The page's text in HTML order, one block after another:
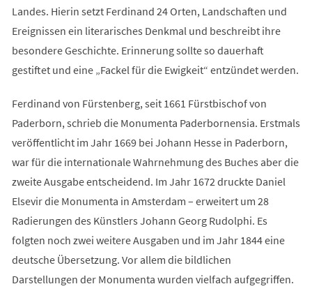
Landes. Hierin setzt Ferdinand 24 Orten, Landschaften und
Ereignissen ein literarisches Denkmal und beschreibt ihre
besondere Geschichte. Erinnerung sollte so dauerhaft
gestiftet und eine „Fackel für die Ewigkeit“ entzündet werden.
Ferdinand von Fürstenberg, seit 1661 Fürstbischof von
Paderborn, schrieb die Monumenta Paderbornensia. Erstmals
veröffentlicht im Jahr 1669 bei Johann Hesse in Paderborn,
war für die internationale Wahrnehmung des Buches aber die
zweite Ausgabe entscheidend. Im Jahr 1672 druckte Daniel
Elsevir die Monumenta in Amsterdam – erweitert um 28
Radierungen des Künstlers Johann Georg Rudolphi. Es
folgten noch zwei weitere Ausgaben und im Jahr 1844 eine
deutsche Übersetzung. Vor allem die bildlichen
Darstellungen der Monumenta wurden vielfach aufgegriffen.